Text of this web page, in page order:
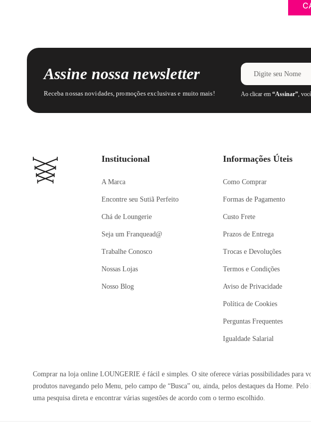
Assine nossa newsletter
Receba nossas novidades, promoções exclusivas e muito mais! Ao clicar em “Assinar”,
Institucional
A Marca
Encontre seu Sutiã Perfeito
Chá de Loungerie
Seja um Franquead@
Trabalhe Conosco
Nossas Lojas
Nosso Blog
Informações Úteis
Como Comprar
Formas de Pagamento
Custo Frete
Prazos de Entrega
Trocas e Devoluções
Termos e Condições
Aviso de Privacidade
Política de Cookies
Perguntas Frequentes
Igualdade Salarial
Comprar na loja online LOUNGERIE é fácil e simples. O site oferece várias possibilidades para
produtos navegando pelo Menu, pelo campo de “Busca” ou, ainda, pelos destaques da Home.
uma pesquisa direta e encontrar várias sugestões de acordo com o termo escolhido.